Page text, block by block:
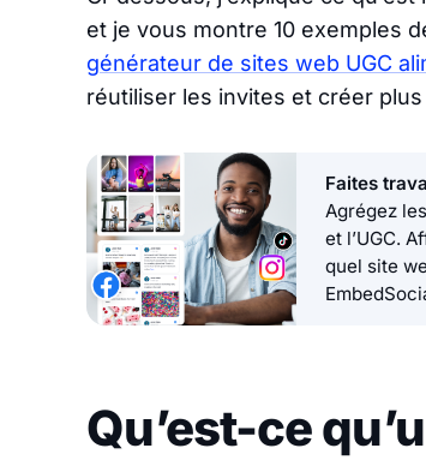
et je vous montre 10 exemples
générateur de sites web UGC
réutiliser les invites et créer
Faites
Agrégez
et l’UGC.
quel site
Qu’est-ce